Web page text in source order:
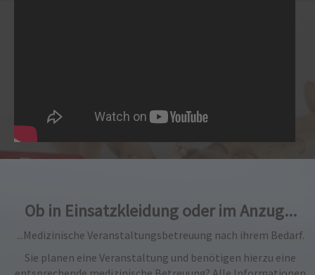
Ob in Einsatzkleidung oder im Anzug...
...Medizinische Veranstaltungsbetreuung nach ihrem Bedarf.
Sie planen eine Veranstaltung und benötigen hierzu eine